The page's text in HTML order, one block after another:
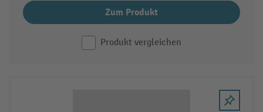
Zum Produkt
Produkt vergleichen